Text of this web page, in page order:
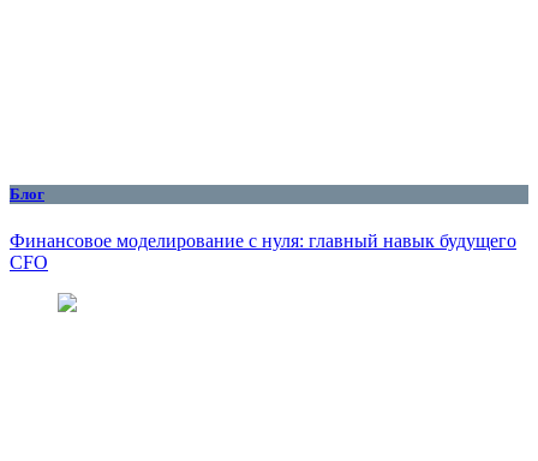
Блог
Финансовое моделирование с нуля: главный навык будущего
CFO